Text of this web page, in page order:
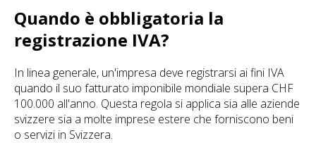
Quando è obbligatoria la
registrazione IVA?
In linea generale, un'impresa deve registrarsi ai fini IVA
quando il suo fatturato imponibile mondiale supera CHF
100.000 all'anno. Questa regola si applica sia alle aziende
svizzere sia a molte imprese estere che forniscono beni
o servizi in Svizzera.